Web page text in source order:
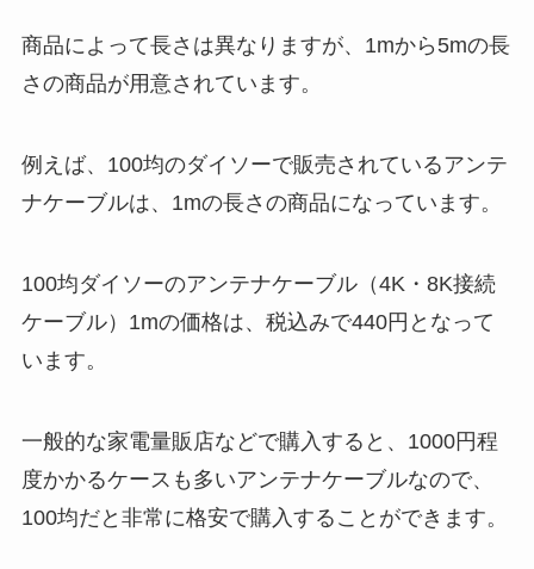
商品によって長さは異なりますが、1mから5mの長
さの商品が用意されています。
例えば、100均のダイソーで販売されているアンテ
ナケーブルは、1mの長さの商品になっています。
100均ダイソーのアンテナケーブル（4K・8K接続
ケーブル）1mの価格は、税込みで440円となって
います。
一般的な家電量販店などで購入すると、1000円程
度かかるケースも多いアンテナケーブルなので、
100均だと非常に格安で購入することができます。